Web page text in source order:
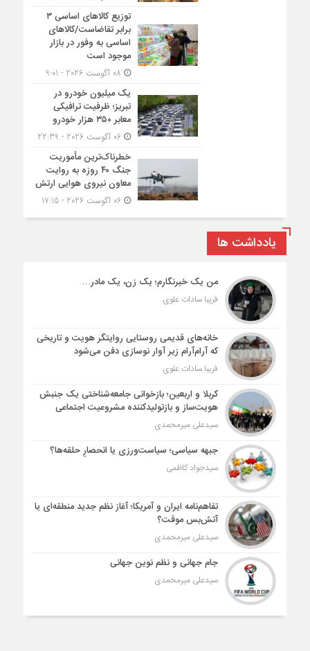
توزیع کالاهای اساسی ۳
برابر تقاضاست/کالاهای
اساسی به وفور در بازار
موجود است
یک میلیون خودرو در
تبریز؛ ظرفیت ترافیکی
معابر ۳۵۰ هزار خودرو
06 آگوست 2026 - 22:39
خطرناک‌ترین مأموریت
جنگ ۴۰ روزه به روایت
معاون نیروی هوایی ارتش
06 آگوست 2026 - 17:15
یادداشت ها
من یک خبرنگارم؛ یک زن، یک مادر…
فریبا سادات علوی
خانه‌های قدیمی روستایی روایتگر هویت و تاریخی
که آرام‌آرام زیر آوار نوسازی دفن می‌شود
فریبا سادات علوی
کربلا و اربعین؛ بازخوانی جامعه‌شناختی یک جنبش
هویت‌ساز و بازتولیدکننده مشروعیت اجتماعی
سیدعلی میرمحمدی
جبهه سیاسی؛ سیاست‌ورزی یا انحصارِ حلقه‌ها؟
سیدجواد کاظمی
تفاهم‌نامه ایران و آمریکا؛ آغاز نظم جدید منطقه‌ای یا
آتش‌بس موقت؟
سیدعلی میرمحمدی
جام جهانی و نظم نوین جهانی
سیدعلی میرمحمدی